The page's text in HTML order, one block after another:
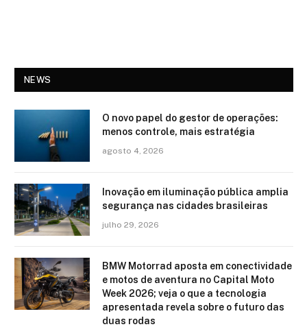
NEWS
O novo papel do gestor de operações:
menos controle, mais estratégia
agosto 4, 2026
Inovação em iluminação pública amplia
segurança nas cidades brasileiras
julho 29, 2026
BMW Motorrad aposta em conectividade
e motos de aventura no Capital Moto
Week 2026; veja o que a tecnologia
apresentada revela sobre o futuro das
duas rodas